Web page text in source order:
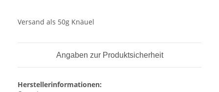
Versand als 50g Knäuel
Angaben zur Produktsicherheit
Herstellerinformationen: